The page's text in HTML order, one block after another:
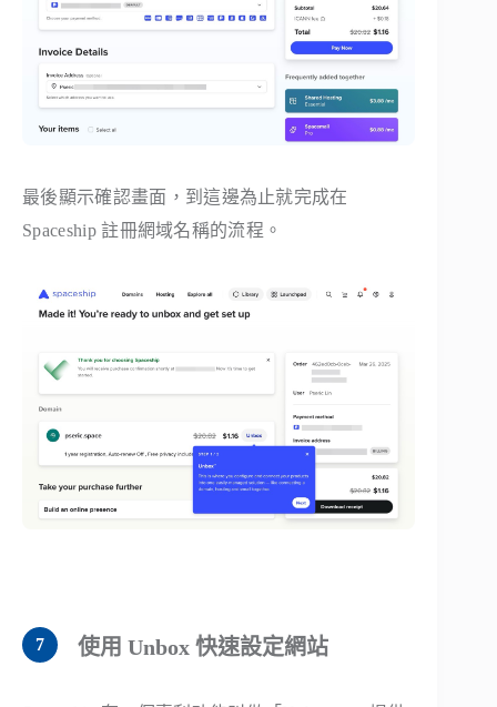
最後顯示確認畫面，到這邊為止就完成在
Spaceship 註冊網域名稱的流程。
使用 Unbox 快速設定網站